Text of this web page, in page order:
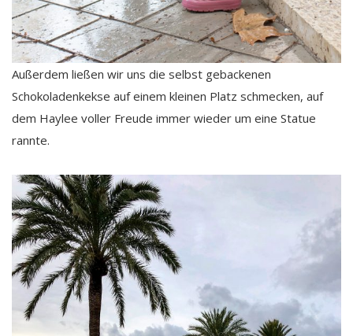
Außerdem ließen wir uns die selbst gebackenen
Schokoladenkekse auf einem kleinen Platz schmecken, auf
dem Haylee voller Freude immer wieder um eine Statue
rannte.